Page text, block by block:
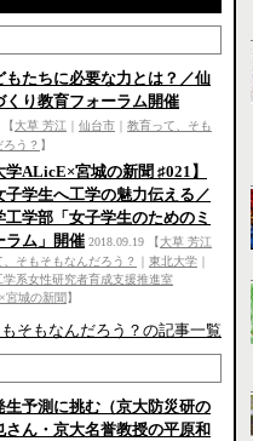
もたちに必要な力とは？／仙
くり教育フォーラム開催
【大草 芳江 仙台市
教育って、そも
う？ 】
学ALicE×宮城の新聞 ♯021】
子学生へ工学の魅力伝える／
工学部「女子学生のためのミ
ラム」開催 2018.09.19 【大草 芳江
、そもそもなんだろう？ 東北大学
学系女性研究者育成支援推進室
宮城の新聞】
そもなんだろう？の記事一覧
生予測に挑む（京大防災研の
さん・京大名誉教授の平原和